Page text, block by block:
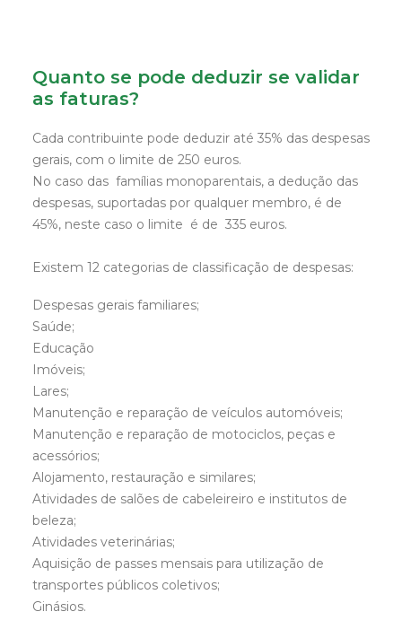
Quanto se pode deduzir se validar
as faturas?
Cada contribuinte pode deduzir até 35% das despesas
gerais, com o limite de 250 euros.
No caso das famílias monoparentais, a dedução das
despesas, suportadas por qualquer membro, é de
45%, neste caso o limite é de 335 euros.
Existem 12 categorias de classificação de despesas:
Despesas gerais familiares;
Saúde;
Educação
Imóveis;
Lares;
Manutenção e reparação de veículos automóveis;
Manutenção e reparação de motociclos, peças e
acessórios;
Alojamento, restauração e similares;
Atividades de salões de cabeleireiro e institutos de
beleza;
Atividades veterinárias;
Aquisição de passes mensais para utilização de
transportes públicos coletivos;
Ginásios.